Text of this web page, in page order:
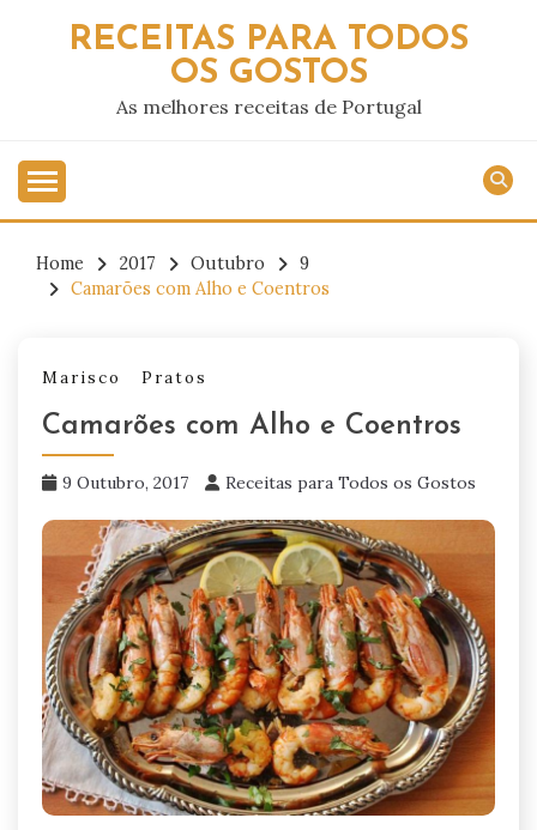
RECEITAS PARA TODOS
OS GOSTOS
As melhores receitas de Portugal
Home 2017 Outubro
9
Camarões com Alho e Coentros
Marisco Pratos
Camarões com Alho e Coentros
9 Outubro, 2017 Receitas para Todos os Gostos